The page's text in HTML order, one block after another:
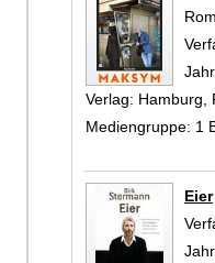
Verlag: Hamburg,
Mediengruppe: 1
Eier